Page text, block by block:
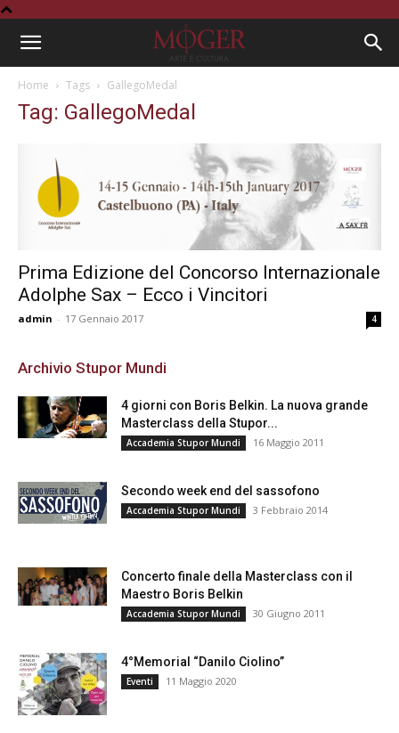
Home Tags GallegoMedal
Tag: GallegoMedal
Prima Edizione del Concorso Internazionale
Adolphe Sax – Ecco i Vincitori
admin - 17 Gennaio 2017 4
Archivio Stupor Mundi
4 giorni con Boris Belkin. La nuova grande
Masterclass della Stupor...
Accademia Stupor Mundi 16 Maggio 2011
Secondo week end del sassofono
Accademia Stupor Mundi 3 Febbraio 2014
Concerto finale della Masterclass con il
Maestro Boris Belkin
Accademia Stupor Mundi 30 Giugno 2011
4°Memorial “Danilo Ciolino”
Eventi 11 Maggio 2020